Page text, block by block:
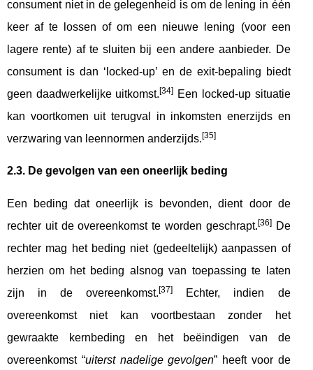
consument niet in de gelegenheid is om de lening in één
keer af te lossen of om een nieuwe lening (voor een
lagere rente) af te sluiten bij een andere aanbieder. De
consument is dan ‘locked-up’ en de exit-bepaling biedt
geen daadwerkelijke uitkomst.[34]
Een locked-up situatie
kan voortkomen uit terugval in inkomsten enerzijds en
verzwaring van leennormen anderzijds.[35]
2.3. De gevolgen van een oneerlijk beding
Een beding dat oneerlijk is bevonden, dient door de
rechter uit de overeenkomst te worden geschrapt.[36]De
rechter mag het beding niet (gedeeltelijk) aanpassen of
herzien om het beding alsnog van toepassing te laten
zijn in de overeenkomst.[37]
Echter, indien de
overeenkomst niet kan voortbestaan zonder het
gewraakte kernbeding en het beëindigen van de
overeenkomst “uiterst nadelige gevolgen” heeft voor de